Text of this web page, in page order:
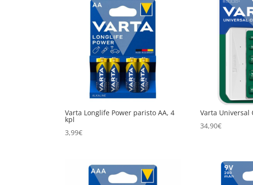
Varta Longlife Power paristo AA, 4
kpl
3,99€
Varta Universal
34,90€